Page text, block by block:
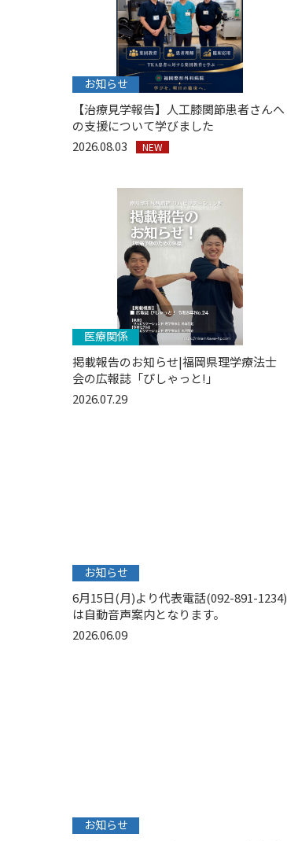
お知らせ
【治療見学報告】人工膝関節患者さんへ
の支援について学びました
2026.08.03
NEW
医療関係
掲載報告のお知らせ|福岡県理学療法士
会の広報誌「ぴしゃっと!」
2026.07.29
お知らせ
6月15日(月)より代表電話(092-891-1234)
は自動音声案内となります。
2026.06.09
お知らせ